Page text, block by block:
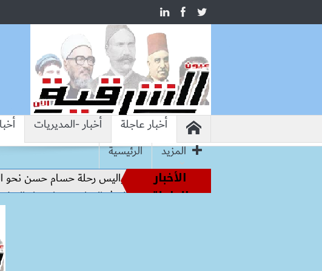
أخبار عاجلة أخبار -المديريات
المزيد
الرئيسية
الأخبار
العاجلة
الملاعب إلى قيادة الفراعنة.. كواليس رحلة حسام حسن نحو المجد
وزير التعليم: التعاون الدولي في التعليم مفتاح بناء السلام وتحقيق